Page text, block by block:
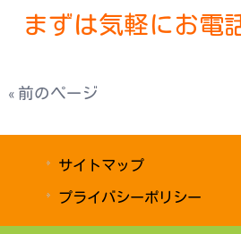
まずは気軽にお電
« 前のページ
サイトマップ
プライバシーポリシー